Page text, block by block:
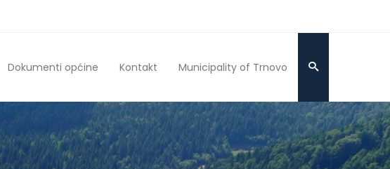
Dokumenti općine Kontakt Municipality of Trnovo